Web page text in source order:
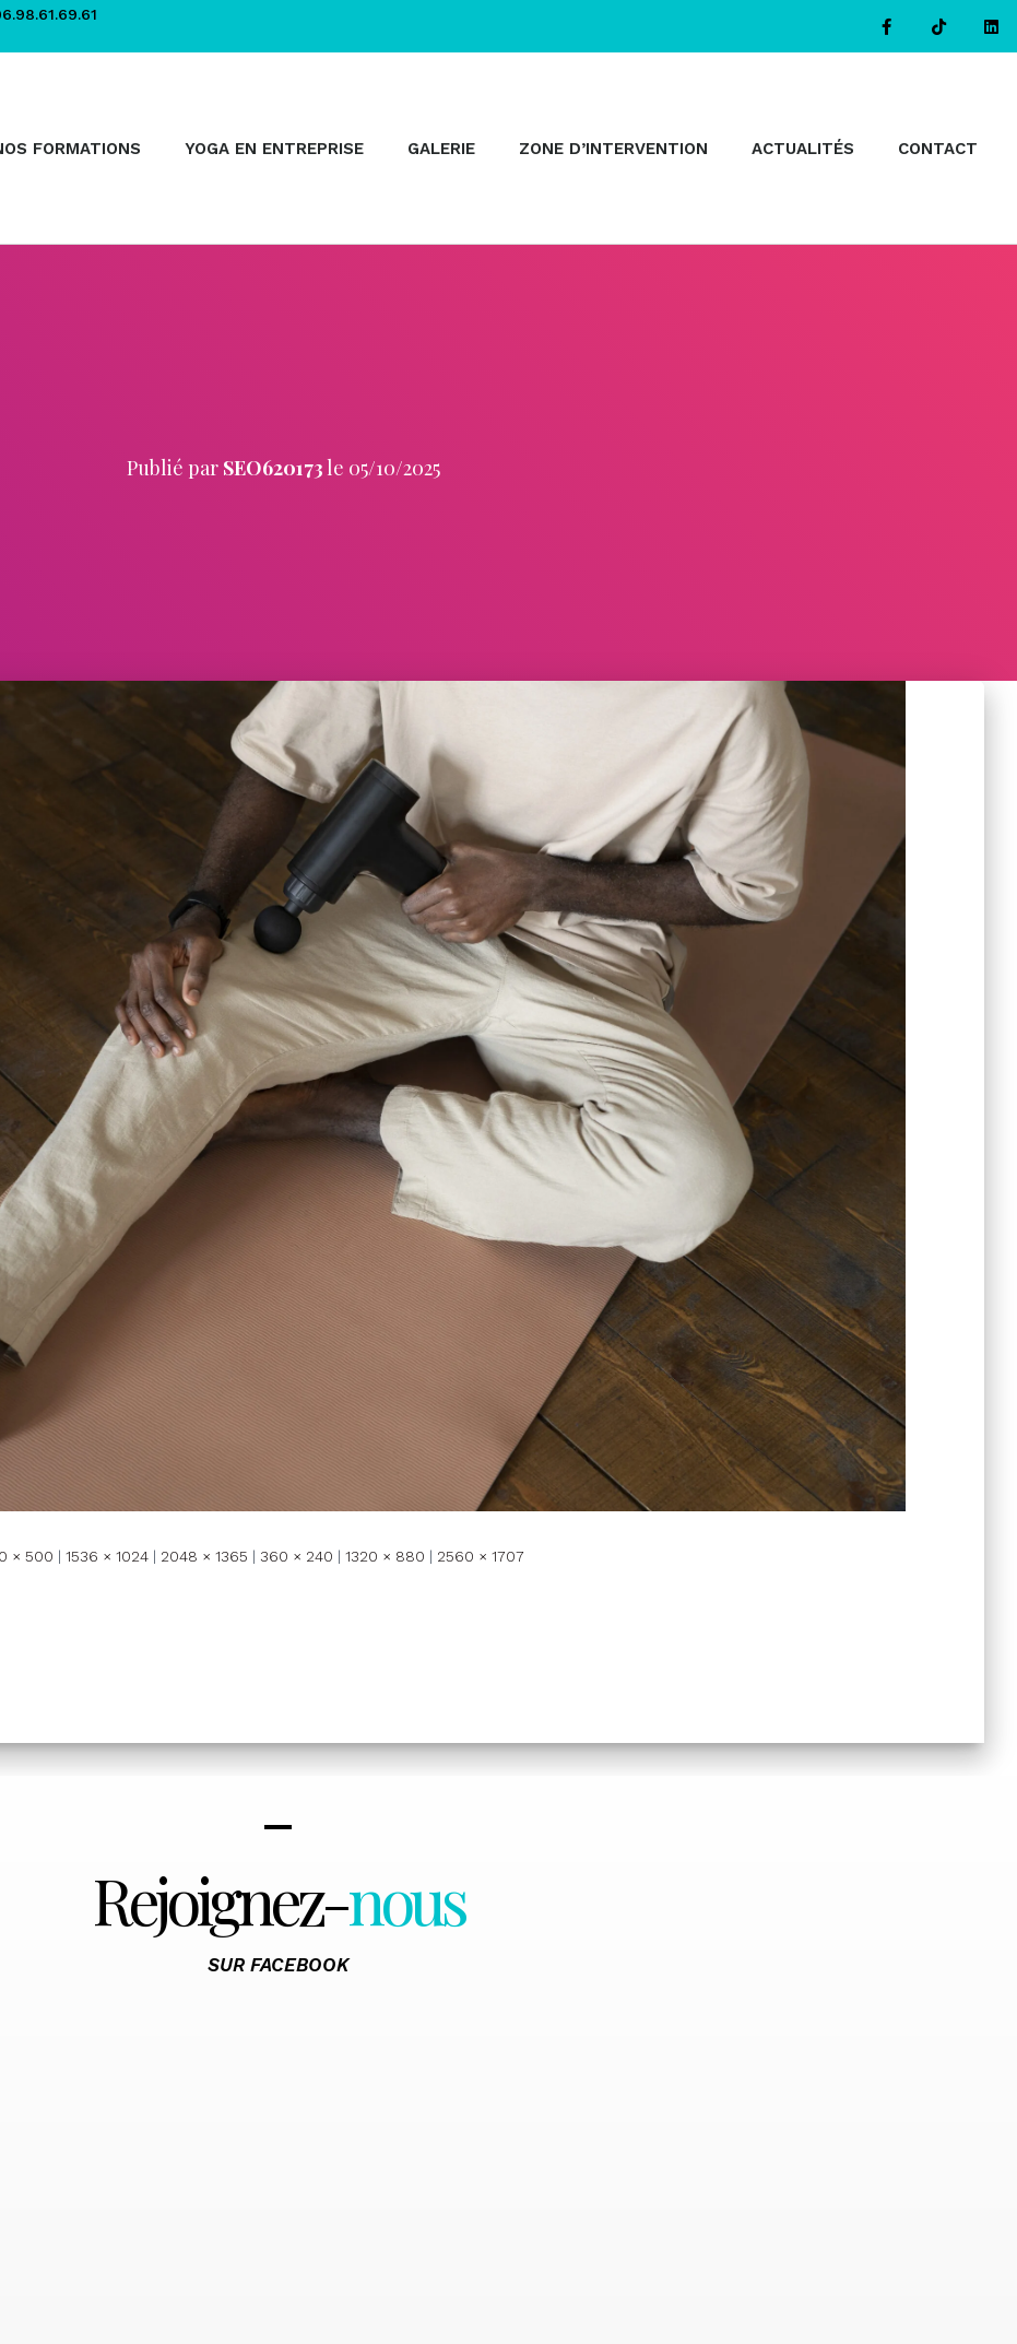
FORMATIONS YOGA EN ENTREPRISE GALERIE ZONE D’INTERVENTION ACTUALITÉS CONTACT
Publié par SEO620173le 05/10/2025
× 500 | 1536 × 1024 | 2048 × 1365 | 360 × 240 | 1320 × 880 | 2560 × 1707
Rejoignez-nous
SUR FACEBOOK